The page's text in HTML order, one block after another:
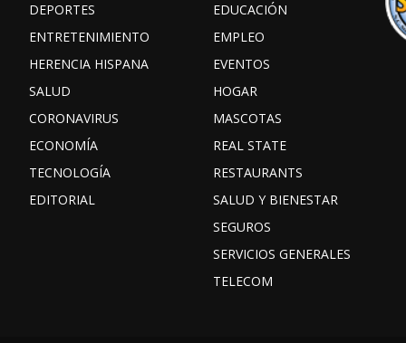
DEPORTES
ENTRETENIMIENTO
HERENCIA HISPANA
SALUD
CORONAVIRUS
ECONOMÍA
TECNOLOGÍA
EDITORIAL
EDUCACIÓN
EMPLEO
EVENTOS
HOGAR
MASCOTAS
REAL STATE
RESTAURANTS
SALUD Y BIENESTAR
SEGUROS
SERVICIOS GENERALES
TELECOM